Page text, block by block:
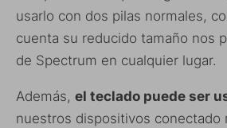
usarlo con dos pilas normales,
cuenta su reducido tamaño nos
de Spectrum en cualquier lugar.
Además, el teclado puede ser
nuestros dispositivos conectado